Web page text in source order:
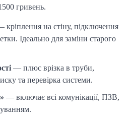
гривень.
кріплення на стіну, підключення
Ідеально для заміни старого
— плюс врізка в труби,
та перевірка системи.
— включає всі комунікації, ПЗВ,